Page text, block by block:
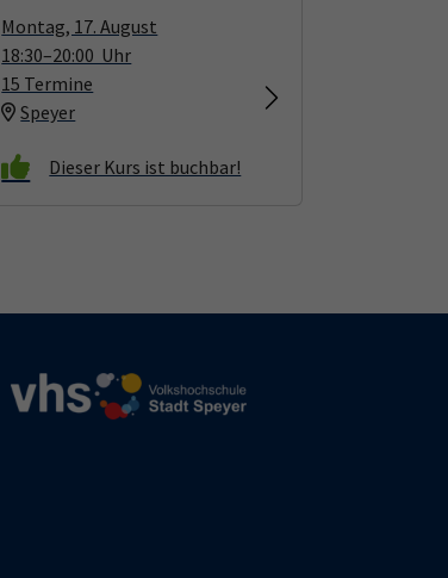
Montag, 17. August
18:30–20:00 Uhr
15 Termine
Speyer